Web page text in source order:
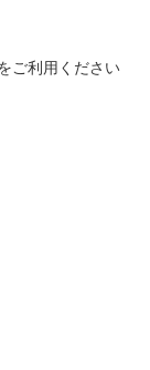
ご利用ください